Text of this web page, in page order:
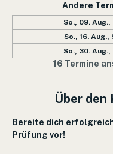
Andere
So., 09. Aug.,
So., 16. Aug.,
So., 30. Aug.,
16 Termine
Über den
Bereite dich
Prüfung vor!